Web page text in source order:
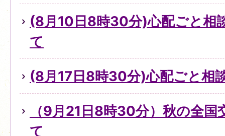
(8月10日8時30分)心配ごと相
て
(8月17日8時30分)心配ごと相
（9月21日8時30分）秋の全国
て